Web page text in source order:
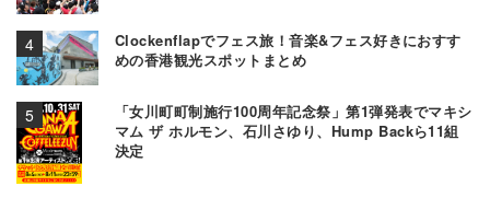
Clockenflapでフェス旅！音楽&フェス好きにおすす
めの香港観光スポットまとめ
「女川町町制施行100周年記念祭」第1弾発表でマキシ
マム ザ ホルモン、石川さゆり、Hump Backら11組
決定